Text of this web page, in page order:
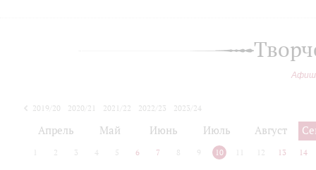
2019/20 2020/21 2021/22 2022/23
2023/24
Апрель Май Июнь Июль Август
2 3 4 5 6 7 8 9 10 12 13 14